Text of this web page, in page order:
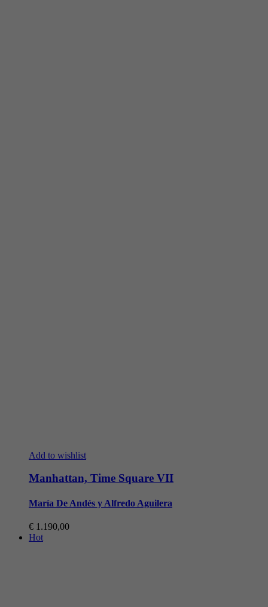
Add to wishlist
Manhattan, Time Square VII
María De Andés y Alfredo Aguilera
€ 1.190,00
Hot